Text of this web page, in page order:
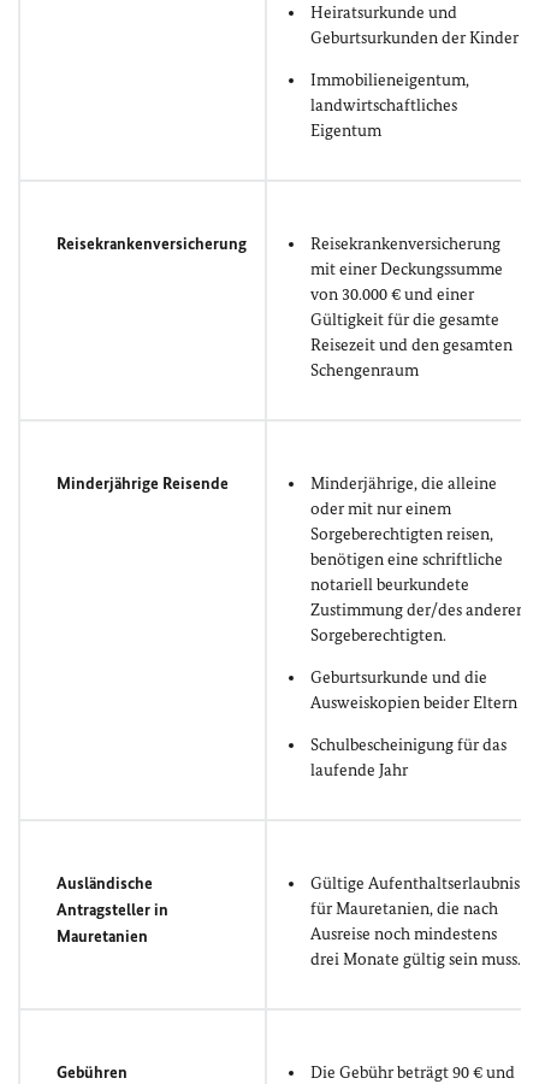
Heiratsurkunde und
Geburtsurkunden der Kinder
Immobilieneigentum,
landwirtschaftliches
Eigentum
Reisekrankenversicherung
Reisekrankenversicherung
mit einer Deckungssumme
von 30.000 € und einer
Gültigkeit für die gesamte
Reisezeit und den gesamten
Schengenraum
Minderjährige Reisende
Minderjährige, die alleine
oder mit nur einem
Sorgeberechtigten reisen,
benötigen eine schriftliche
notariell beurkundete
Zustimmung der/des anderen
Sorgeberechtigten.
Geburtsurkunde und die
Ausweiskopien beider Eltern
Schulbescheinigung für das
laufende Jahr
Ausländische
Antragsteller in
Mauretanien
Gültige Aufenthaltserlaubnis
für Mauretanien, die nach
Ausreise noch mindestens
drei Monate gültig sein muss.
Gebühren
Die Gebühr beträgt 90 € und